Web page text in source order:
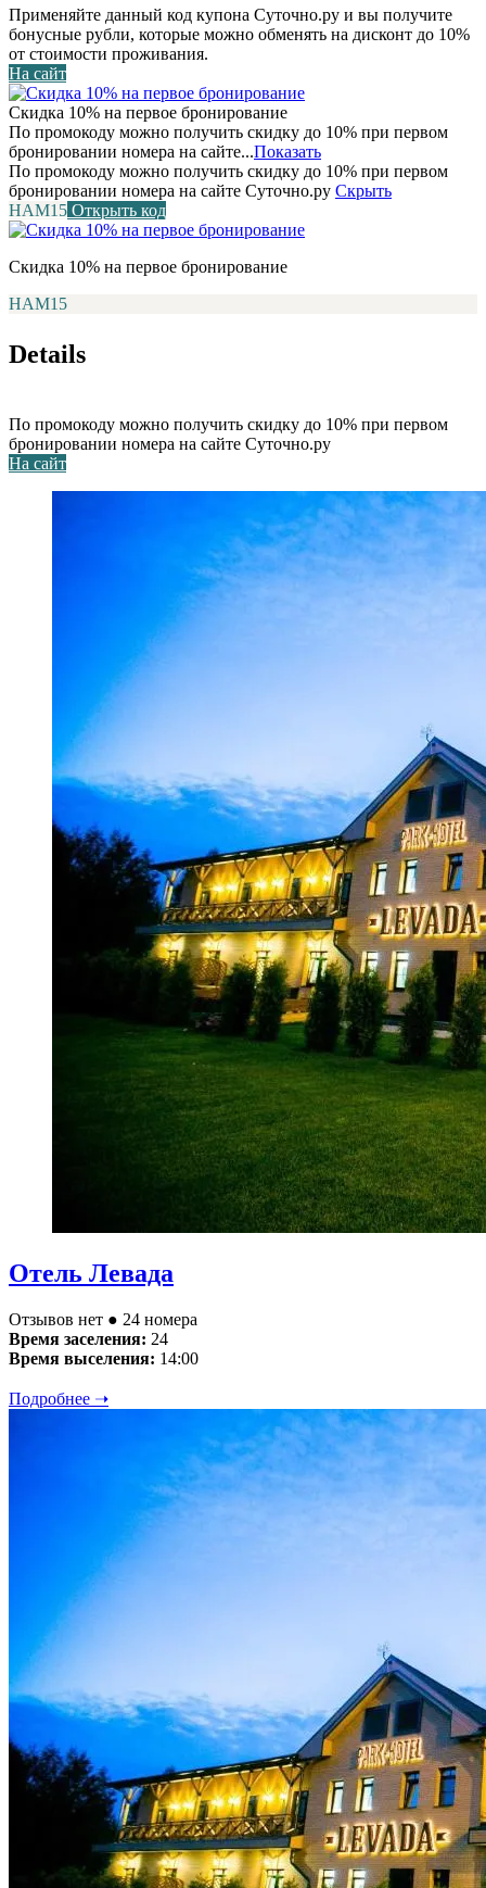
Применяйте данный код купона Суточно.ру и вы получите
бонусные рубли, которые можно обменять на дисконт до 10%
от стоимости проживания.
На сайт
Скидка 10% на первое бронирование
По промокоду можно получить скидку до 10% при первом
бронировании номера на сайте...Показать
По промокоду можно получить скидку до 10% при первом
бронировании номера на сайте Суточно.ру Скрыть
НАМ15 Открыть код
Скидка 10% на первое бронирование
НАМ15
Details
По промокоду можно получить скидку до 10% при первом
бронировании номера на сайте Суточно.ру
На сайт
Отель Левада
Отзывов нет ● 24 номера
Время заселения: 24
Время выселения: 14:00
Подробнее ➝